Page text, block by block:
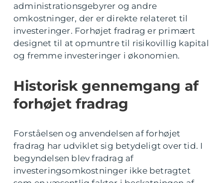
administrationsgebyrer og andre
omkostninger, der er direkte relateret til
investeringer. Forhøjet fradrag er primært
designet til at opmuntre til risikovillig kapital
og fremme investeringer i økonomien.
Historisk gennemgang af
forhøjet fradrag
Forståelsen og anvendelsen af forhøjet
fradrag har udviklet sig betydeligt over tid. I
begyndelsen blev fradrag af
investeringsomkostninger ikke betragtet